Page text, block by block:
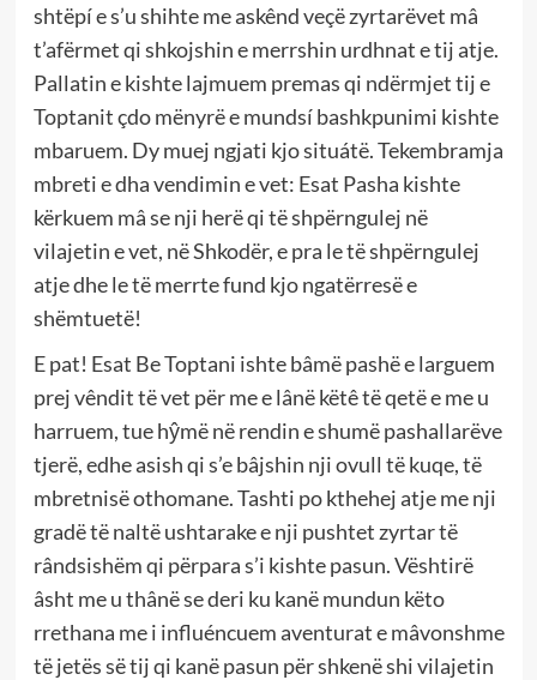
shtëpí e s’u shihte me askênd veçë zyrtarëvet mâ
t’afërmet qi shkojshin e merrshin urdhnat e tij atje.
Pallatin e kishte lajmuem premas qi ndërmjet tij e
Toptanit çdo mënyrë e mundsí bashkpunimi kishte
mbaruem. Dy muej ngjati kjo situátë. Tekembramja
mbreti e dha vendimin e vet: Esat Pasha kishte
kërkuem mâ se nji herë qi të shpërngulej në
vilajetin e vet, në Shkodër, e pra le të shpërngulej
atje dhe le të merrte fund kjo ngatërresë e
shëmtuetë!
E pat! Esat Be Toptani ishte bâmë pashë e larguem
prej vêndit të vet për me e lânë këtê të qetë e me u
harruem, tue hŷmë në rendin e shumë pashallarëve
tjerë, edhe asish qi s’e bâjshin nji ovull të kuqe, të
mbretnisë othomane. Tashti po kthehej atje me nji
gradë të naltë ushtarake e nji pushtet zyrtar të
rândsishëm qi përpara s’i kishte pasun. Vështirë
âsht me u thânë se deri ku kanë mundun këto
rrethana me i influéncuem aventurat e mâvonshme
të jetës së tij qi kanë pasun për shkenë shi vilajetin